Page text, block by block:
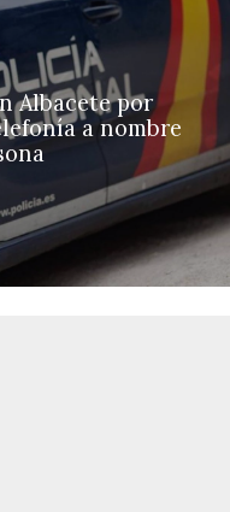
Albacete por
a nombre